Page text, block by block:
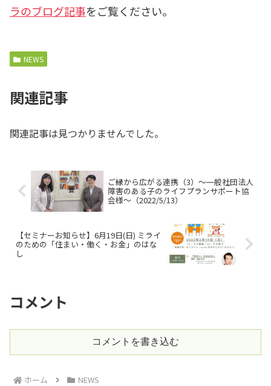
ラのブログ記事をご覧ください。
NEWS
関連記事
関連記事は見つかりませんでした。
ご縁から広がる連携（3）～一般社団法人
障害のある子のライフプランサポート協
会様～（2022/5/13）
【セミナーお知らせ】6月19日(日) ミライ
のための「住まい・働く・お金」のはな
し
コメント
コメントを書き込む
ホーム NEWS